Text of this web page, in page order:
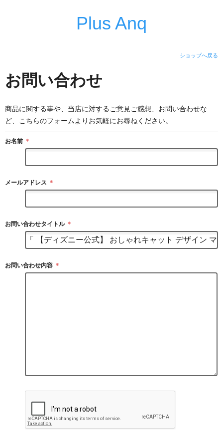
Plus Anq
ショップへ戻る
お問い合わせ
商品に関する事や、当店に対するご意見ご感想、お問い合わせな
ど、こちらのフォームよりお気軽にお尋ねください。
お名前 ＊
メールアドレス ＊
お問い合わせタイトル ＊
お問い合わせ内容 ＊